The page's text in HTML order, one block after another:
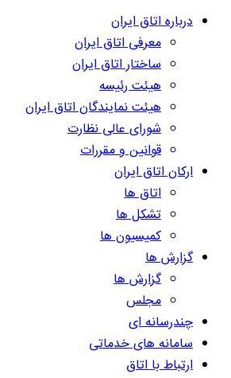
درباره اتاق ایران
معرفی اتاق ایران
ساختار اتاق ایران
هیئت رئیسه
هیئت نمایندگان اتاق ایران
شورای عالی نظارت
قوانین و مقررات
ارکان اتاق ایران
اتاق ها
تشکل ها
کمیسیون ها
گزارش ها
گزارش ها
مجلس
چندرسانه ای
سامانه های خدماتی
ارتباط با اتاق